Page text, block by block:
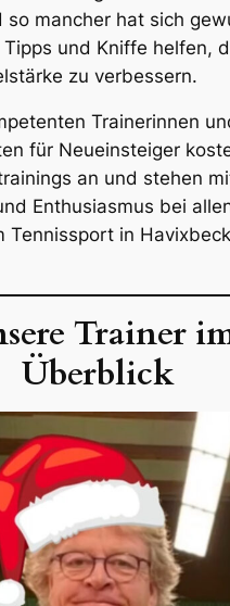
so mancher hat sich
und Kniffe helfen,
zu verbessern.
Trainerinnen
für Neueinsteiger
an und stehen
Enthusiasmus bei
Tennissport in
Trainer
Überblick